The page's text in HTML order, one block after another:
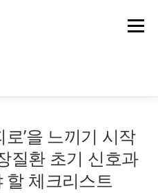
메뉴
’을 느끼기 시작
질환 초기 신호과
할 체크리스트